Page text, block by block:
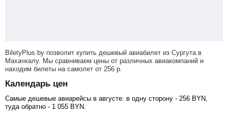
BiletyPlus.by позволит купить дешевый авиабилет из Сургута в
Махачкалу. Мы сравниваем цены от различных авиакомпаний и
находим билеты на самолет от 256 р
Календарь цен
Самые дешевые авиарейсы в августе: в одну сторону - 256 BYN
туда обратно - 1 055 BYN